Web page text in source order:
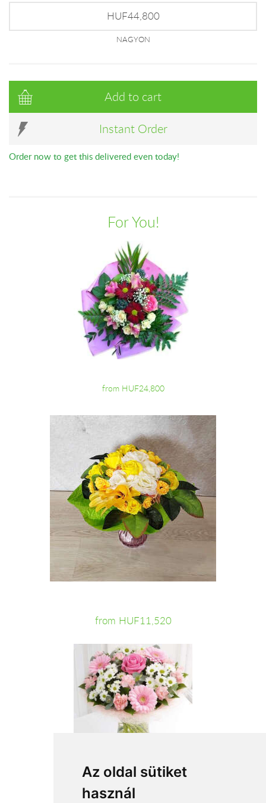
Az oldal sütiket
használ
HUF44,800
NAGYON
Add to cart
Instant Order
Order now to get this delivered even today!
For You!
from HUF24,800
from HUF11,520
from HUF26,720